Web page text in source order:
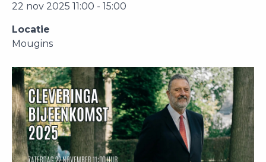
22 nov 2025 11:00 - 15:00
Locatie
Mougins